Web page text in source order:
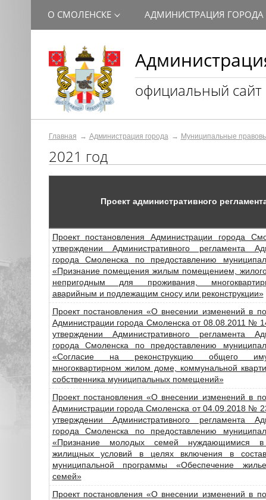
официальный сайт
О СМОЛЕНСКЕ АДМИНИСТРАЦИЯ ГОРОДА
Главная Администрация города Муниципальные
2021 год
Проект административного
Проект постановления Администрации города
утверждении Административного регламента
города Смоленска по предоставлению
«Признание помещения жилым помещением,
непригодным для проживания,
аварийным и подлежащим сносу или реконструкции»
Проект постановления «О внесении изменений в
Администрации города Смоленска от 08.08.2011 №
утверждении Административного регламента
города Смоленска по предоставлению
«Согласие на реконструкцию общего
многоквартирном жилом доме, коммунальной
собственника муниципальных помещений»
Проект постановления «О внесении изменений в
Администрации города Смоленска от 04.09.2018 №
утверждении Административного регламента
города Смоленска по предоставлению
«Признание молодых семей нуждающимися в
жилищных условий в целях включения в состав
муниципальной программы «Обеспечение
семей»
Проект постановления «О внесении изменений в